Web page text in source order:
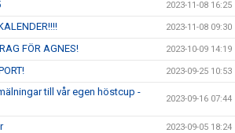
2023-11-08 16:25
2023-11-08 09:30
FÖR AGNES! 2023-10-09 14:19
2023-09-25 10:53
till vår egen höstcup -
2023-09-16 07:44
2023-09-05 18:24